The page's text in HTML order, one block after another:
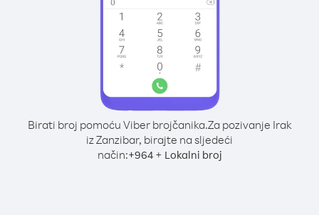
Birati broj pomoću Viber brojčanika.Za pozivanje Irak
iz Zanzibar, birajte na sljedeći
način:+964+ Lokalni broj